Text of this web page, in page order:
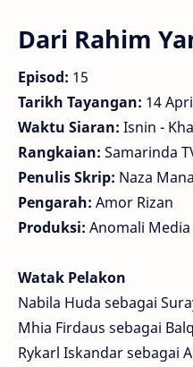
Dari Rahim
Episod: 15
Tarikh Tayangan: 14
Waktu Siaran: Isnin -
Rangkaian: Samarinda
Penulis Skrip: Naza
Pengarah: Amor Rizan
Produksi: Anomali Media
Watak Pelakon
Nabila Huda sebagai
Mhia Firdaus sebagai
Rykarl Iskandar sebagai